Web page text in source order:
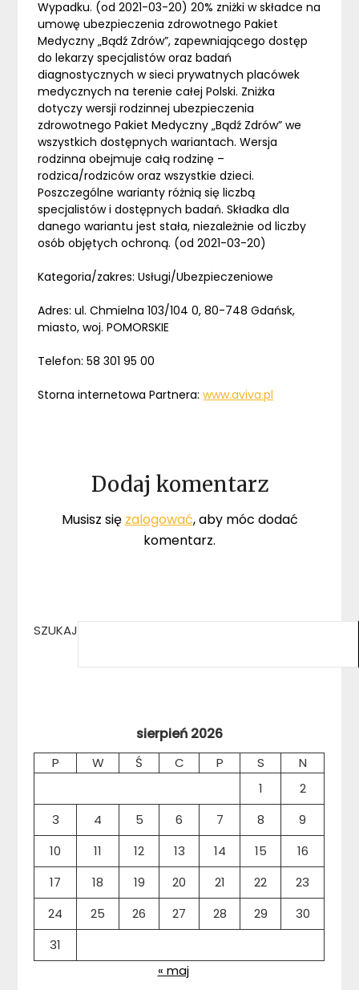
Wypadku. (od 2021-03-20) 20% zniżki w składce na
umowę ubezpieczenia zdrowotnego Pakiet
Medyczny „Bądź Zdrów”, zapewniającego dostęp
do lekarzy specjalistów oraz badań
diagnostycznych w sieci prywatnych placówek
medycznych na terenie całej Polski. Zniżka
dotyczy wersji rodzinnej ubezpieczenia
zdrowotnego Pakiet Medyczny „Bądź Zdrów” we
wszystkich dostępnych wariantach. Wersja
rodzinna obejmuje całą rodzinę –
rodzica/rodziców oraz wszystkie dzieci.
Poszczególne warianty różnią się liczbą
specjalistów i dostępnych badań. Składka dla
danego wariantu jest stała, niezależnie od liczby
osób objętych ochroną. (od 2021-03-20)
Kategoria/zakres: Usługi/Ubezpieczeniowe
Adres: ul. Chmielna 103/104 0, 80-748 Gdańsk,
miasto, woj. POMORSKIE
Telefon: 58 301 95 00
Storna internetowa Partnera:www.aviva.pl
Dodaj komentarz
Musisz się zalogować, aby móc dodać
komentarz.
SZUKAJ
sierpień 2026
P W Ś C P S
N
1
2
3
4 5 6 7 8
9
10
11 12 13 14 15
16
17
18 19 20 21 22
23
24
25 26 27 28 29
30
31
« maj